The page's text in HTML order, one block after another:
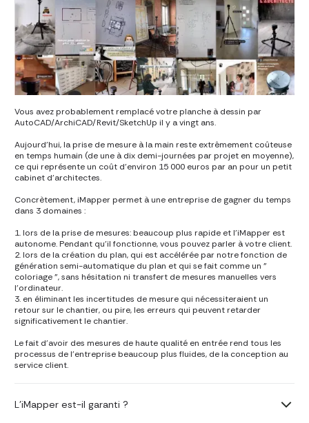
Vous avez probablement remplacé votre planche à dessin par
AutoCAD/ArchiCAD/Revit/SketchUp il y a vingt ans.
Aujourd'hui, la prise de mesure à la main reste extrêmement coûteuse
en temps humain (de une à dix demi-journées par projet en moyenne),
ce qui représente un coût d'environ 15 000 euros par an pour un petit
cabinet d'architectes.
Concrètement, iMapper permet à une entreprise de gagner du temps
dans 3 domaines :
1. lors de la prise de mesures: beaucoup plus rapide et l'iMapper est
autonome. Pendant qu'il fonctionne, vous pouvez parler à votre client.
2. lors de la création du plan, qui est accélérée par notre fonction de
génération semi-automatique du plan et qui se fait comme un "
coloriage ", sans hésitation ni transfert de mesures manuelles vers
l'ordinateur.
3. en éliminant les incertitudes de mesure qui nécessiteraient un
retour sur le chantier, ou pire, les erreurs qui peuvent retarder
significativement le chantier.
Le fait d'avoir des mesures de haute qualité en entrée rend tous les
processus de l'entreprise beaucoup plus fluides, de la conception au
service client.
L'iMapper est-il garanti ?